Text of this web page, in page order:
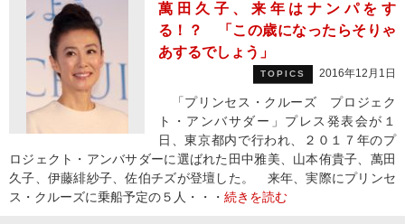
萬田久子、来年はナンパをす
る！？ 「この歳になったらそりゃ
あするでしょう」
TOPICS 2016年12月1日
「プリンセス・クルーズ プロジェク
ト・アンバサダー」プレス発表会が１
日、東京都内で行われ、２０１７年のプ
ロジェクト・アンバサダーに選ばれた田中雅美、山本侑貴子、萬田
久子、伊藤緋紗子、佐伯チズが登壇した。 来年、実際にプリンセ
ス・クルーズに乗船予定の５人・・・ 続きを読む